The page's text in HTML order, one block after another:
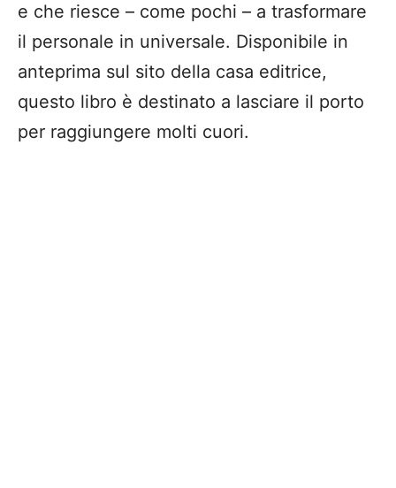
e che riesce – come pochi – a trasformare
il personale in universale. Disponibile in
anteprima sul sito della casa editrice,
questo libro è destinato a lasciare il porto
per raggiungere molti cuori.